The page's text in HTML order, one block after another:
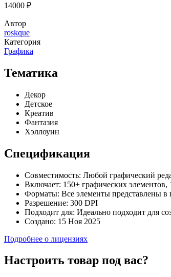
14000 ₽
Автор
roskque
Категория
Графика
Тематика
Декор
Детское
Креатив
Фантазия
Хэллоуин
Спецификация
Совместимость: Любой графический
Включает: 150+ графических
Форматы: Все элементы представлены
Разрешение: 300 DPI
Подходит для: Идеально подходит для
Создано: 15 Ноя 2025
Подробнее о лицензиях
Настроить товар под вас?